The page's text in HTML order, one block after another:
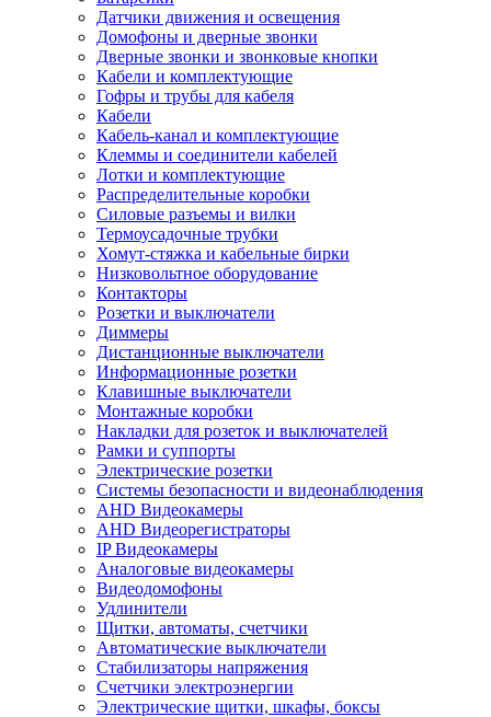
Датчики движения и освещения
Домофоны и дверные звонки
Дверные звонки и звонковые кнопки
Кабели и комплектующие
Гофры и трубы для кабеля
Кабели
Кабель-канал и комплектующие
Клеммы и соединители кабелей
Лотки и комплектующие
Распределительные коробки
Силовые разъемы и вилки
Термоусадочные трубки
Хомут-стяжка и кабельные бирки
Низковольтное оборудование
Контакторы
Розетки и выключатели
Диммеры
Дистанционные выключатели
Информационные розетки
Клавишные выключатели
Монтажные коробки
Накладки для розеток и выключателей
Рамки и суппорты
Электрические розетки
Системы безопасности и видеонаблюдения
AHD Видеокамеры
AHD Видеорегистраторы
IP Видеокамеры
Аналоговые видеокамеры
Видеодомофоны
Удлинители
Щитки, автоматы, счетчики
Автоматические выключатели
Стабилизаторы напряжения
Счетчики электроэнергии
Электрические щитки, шкафы, боксы